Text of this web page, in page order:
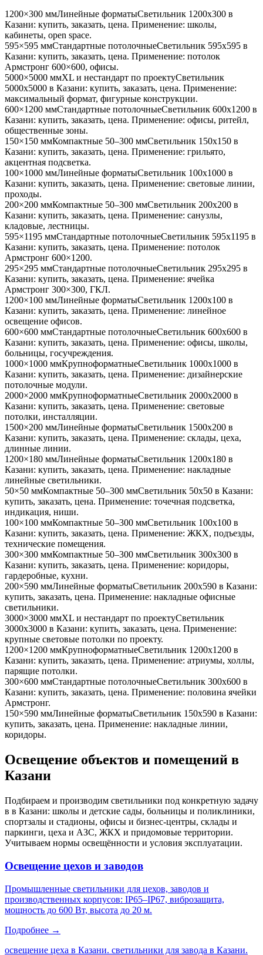
1200×300 ммЛинейные форматыСветильник 1200x300 в
Казани: купить, заказать, цена. Применение: школы,
кабинеты, open space.
595×595 ммСтандартные потолочныеСветильник 595x595 в
Казани: купить, заказать, цена. Применение: потолок
Армстронг 600×600, офисы.
5000×5000 ммXL и нестандарт по проектуСветильник
5000x5000 в Казани: купить, заказать, цена. Применение:
максимальный формат, фигурные конструкции.
600×1200 ммСтандартные потолочныеСветильник 600x1200 в
Казани: купить, заказать, цена. Применение: офисы, ритейл,
общественные зоны.
150×150 ммКомпактные 50–300 ммСветильник 150x150 в
Казани: купить, заказать, цена. Применение: грильято,
акцентная подсветка.
100×1000 ммЛинейные форматыСветильник 100x1000 в
Казани: купить, заказать, цена. Применение: световые линии,
проходы.
200×200 ммКомпактные 50–300 ммСветильник 200x200 в
Казани: купить, заказать, цена. Применение: санузлы,
кладовые, лестницы.
595×1195 ммСтандартные потолочныеСветильник 595x1195 в
Казани: купить, заказать, цена. Применение: потолок
Армстронг 600×1200.
295×295 ммСтандартные потолочныеСветильник 295x295 в
Казани: купить, заказать, цена. Применение: ячейка
Армстронг 300×300, ГКЛ.
1200×100 ммЛинейные форматыСветильник 1200x100 в
Казани: купить, заказать, цена. Применение: линейное
освещение офисов.
600×600 ммСтандартные потолочныеСветильник 600x600 в
Казани: купить, заказать, цена. Применение: офисы, школы,
больницы, госучреждения.
1000×1000 ммКрупноформатныеСветильник 1000x1000 в
Казани: купить, заказать, цена. Применение: дизайнерские
потолочные модули.
2000×2000 ммКрупноформатныеСветильник 2000x2000 в
Казани: купить, заказать, цена. Применение: световые
потолки, инсталляции.
1500×200 ммЛинейные форматыСветильник 1500x200 в
Казани: купить, заказать, цена. Применение: склады, цеха,
длинные линии.
1200×180 ммЛинейные форматыСветильник 1200x180 в
Казани: купить, заказать, цена. Применение: накладные
линейные светильники.
50×50 ммКомпактные 50–300 ммСветильник 50x50 в Казани:
купить, заказать, цена. Применение: точечная подсветка,
индикация, ниши.
100×100 ммКомпактные 50–300 ммСветильник 100x100 в
Казани: купить, заказать, цена. Применение: ЖКХ, подъезды,
технические помещения.
300×300 ммКомпактные 50–300 ммСветильник 300x300 в
Казани: купить, заказать, цена. Применение: коридоры,
гардеробные, кухни.
200×590 ммЛинейные форматыСветильник 200x590 в Казани:
купить, заказать, цена. Применение: накладные офисные
светильники.
3000×3000 ммXL и нестандарт по проектуСветильник
3000x3000 в Казани: купить, заказать, цена. Применение:
крупные световые потолки по проекту.
1200×1200 ммКрупноформатныеСветильник 1200x1200 в
Казани: купить, заказать, цена. Применение: атриумы, холлы,
парящие потолки.
300×600 ммСтандартные потолочныеСветильник 300x600 в
Казани: купить, заказать, цена. Применение: половина ячейки
Армстронг.
150×590 ммЛинейные форматыСветильник 150x590 в Казани:
купить, заказать, цена. Применение: накладные линии,
коридоры.
Освещение объектов и помещений в
Казани
Подбираем и производим светильники под конкретную задачу
в в Казани: школы и детские сады, больницы и поликлиники,
спортзалы и стадионы, офисы и бизнес-центры, склады и
паркинги, цеха и АЗС, ЖКХ и придомовые территории.
Учитываем нормы освещённости и условия эксплуатации.
Освещение цехов и заводов
Промышленные светильники для цехов, заводов и
производственных корпусов: IP65–IP67, виброзащита,
мощность до 600 Вт, высота до 20 м.
Подробнее →
освещение цеха в Казани. светильники для завода в Казани.